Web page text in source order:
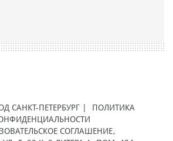
САНКТ-ПЕТЕРБУРГ |
ПОЛИТИКА
СОГЛАШЕНИЕ,